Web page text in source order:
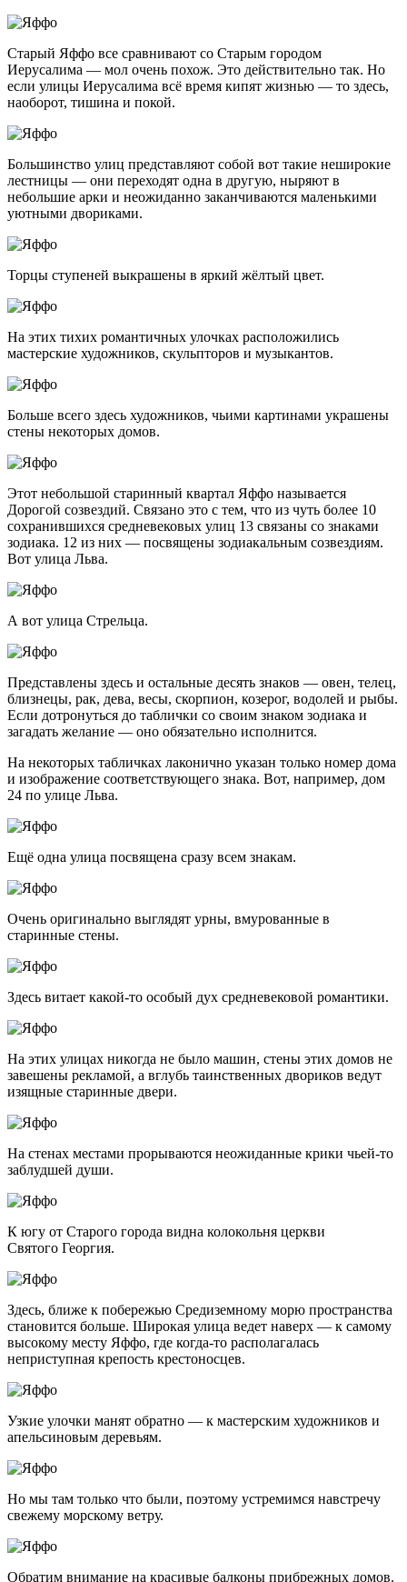
Старый Яффо все сравнивают со Старым городом
Иерусалима — мол очень похож. Это действительно так. Но
если улицы Иерусалима всё время кипят жизнью — то здесь,
наоборот, тишина и покой.
Большинство улиц представляют собой вот такие неширокие
лестницы — они переходят одна в другую, ныряют в
небольшие арки и неожиданно заканчиваются маленькими
уютными двориками.
Торцы ступеней выкрашены в яркий жёлтый цвет.
На этих тихих романтичных улочках расположились
мастерские художников, скульпторов и музыкантов.
Больше всего здесь художников, чьими картинами украшены
стены некоторых домов.
Этот небольшой старинный квартал Яффо называется
Дорогой созвездий. Связано это с тем, что из чуть более 10
сохранившихся средневековых улиц 13 связаны со знаками
зодиака. 12 из них — посвящены зодиакальным созвездиям.
Вот улица Льва.
А вот улица Стрельца.
Представлены здесь и остальные десять знаков — овен, телец,
близнецы, рак, дева, весы, скорпион, козерог, водолей и рыбы.
Если дотронуться до таблички со своим знаком зодиака и
загадать желание — оно обязательно исполнится.
На некоторых табличках лаконично указан только номер дома
и изображение соответствующего знака. Вот, например, дом
24 по улице Льва.
Ещё одна улица посвящена сразу всем знакам.
Очень оригинально выглядят урны, вмурованные в
старинные стены.
Здесь витает какой-то особый дух средневековой романтики.
На этих улицах никогда не было машин, стены этих домов не
завешены рекламой, а вглубь таинственных двориков ведут
изящные старинные двери.
На стенах местами прорываются неожиданные крики чьей-то
заблудшей души.
К югу от Старого города видна колокольня церкви
Святого Георгия.
Здесь, ближе к побережью Средиземному морю пространства
становится больше. Широкая улица ведет наверх — к самому
высокому месту Яффо, где когда-то располагалась
неприступная крепость крестоносцев.
Узкие улочки манят обратно — к мастерским художников и
апельсиновым деревьям.
Но мы там только что были, поэтому устремимся навстречу
свежему морскому ветру.
Обратим внимание на красивые балконы прибрежных домов.